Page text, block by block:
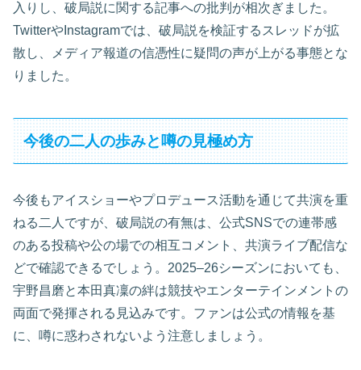
入りし、破局説に関する記事への批判が相次ぎました。
TwitterやInstagramでは、破局説を検証するスレッドが拡
散し、メディア報道の信憑性に疑問の声が上がる事態とな
りました。
今後の二人の歩みと噂の見極め方
今後もアイスショーやプロデュース活動を通じて共演を重
ねる二人ですが、破局説の有無は、公式SNSでの連帯感
のある投稿や公の場での相互コメント、共演ライブ配信な
どで確認できるでしょう。2025–26シーズンにおいても、
宇野昌磨と本田真凜の絆は競技やエンターテインメントの
両面で発揮される見込みです。ファンは公式の情報を基
に、噂に惑わされないよう注意しましょう。